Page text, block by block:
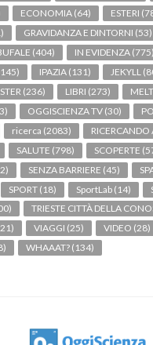
ECONOMIA (64) ESTERI
GRAVIDANZA E DINTORNI (53)
(404) IN EVIDENZA (775)
IPAZIA (131) JEKYLL
(236) LIBRI (273)
OGGISCIENZA TV (30)
ricerca (2083) RICERCANDO
SALUTE (798) SCOPERTE
SENZA BARRIERE (45)
SPORT (18) SportLab (14)
TRIESTE CITTÀ DELLA
VIAGGI (25) VIDEO (28)
WHAAAT? (134)